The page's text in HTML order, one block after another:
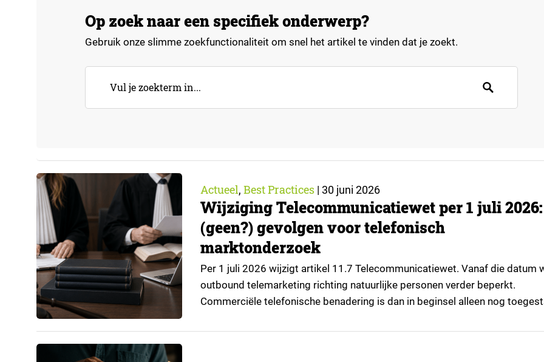
Op zoek naar een specifiek onderwerp?
Gebruik onze slimme zoekfunctionaliteit om snel het artikel te vinden dat je zoekt.
Actueel, Best Practices | 30 juni 2026
Wijziging Telecommunicatiewet per 1 juli 2026:
(geen?) gevolgen voor telefonisch
marktonderzoek
Per 1 juli 2026 wijzigt artikel 11.7 Telecommunicatiewet. Vanaf die datum
outbound telemarketing richting natuurlijke personen verder beperkt.
Commerciële telefonische benadering is dan in beginsel alleen nog
Voor marktonderzoek is het belangrijk om deze wijziging goed te duiden.